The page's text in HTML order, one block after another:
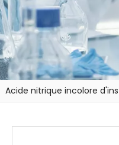
Acide nitrique incolore